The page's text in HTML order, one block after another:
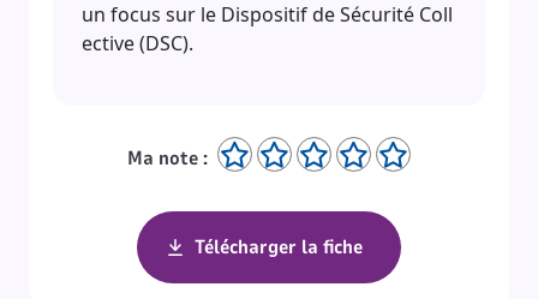
un focus sur le Dispositif de Sécurité Coll
ective (DSC).
Ma note :
Télécharger la fiche